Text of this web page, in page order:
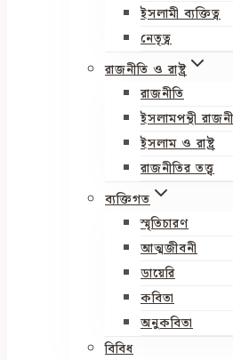
ইসলামী ব্যক্তিত্ব
নেতৃত্ব
রাজনীতি ও রাষ্ট্র
রাজনীতি
ইসলামপন্থী
ইসলাম ও রাষ্ট্র
রাজনীতির তত্ত্ব
ব্যক্তিগত
স্মৃতিচারণ
আত্মজীবনী
ডায়েরি
কবিতা
অনুকবিতা
বিবিধ